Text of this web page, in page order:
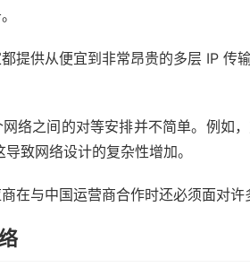
提供从便宜到非常昂贵的多层 IP 传
络之间的对等安排并不简单。例如
致网络设计的复杂性增加。
在与中国运营商合作时还必须面对许